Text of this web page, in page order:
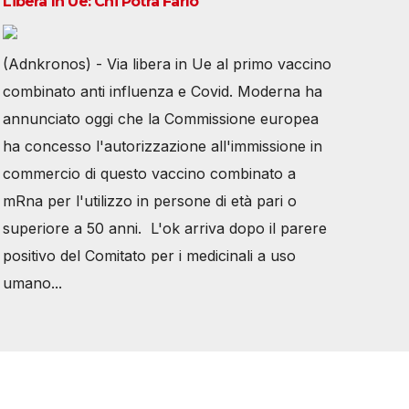
(Adnkronos) - Via libera in Ue al primo vaccino
combinato anti influenza e Covid. Moderna ha
annunciato oggi che la Commissione europea
ha concesso l'autorizzazione all'immissione in
commercio di questo vaccino combinato a
mRna per l'utilizzo in persone di età pari o
superiore a 50 anni. L'ok arriva dopo il parere
positivo del Comitato per i medicinali a uso
umano...